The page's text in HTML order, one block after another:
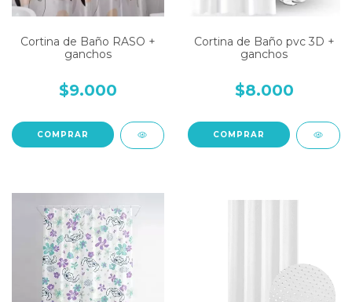
Cortina de Baño RASO +
ganchos
$9.000
COMPRAR
Cortina de Baño pvc 3D +
ganchos
$8.000
COMPRAR